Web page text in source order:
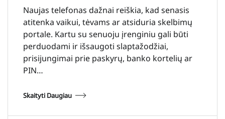
Naujas telefonas dažnai reiškia, kad senasis
atitenka vaikui, tėvams ar atsiduria skelbimų
portale. Kartu su senuoju įrenginiu gali būti
perduodami ir išsaugoti slaptažodžiai,
prisijungimai prie paskyrų, banko kortelių ar
PIN…
Skaityti Daugiau